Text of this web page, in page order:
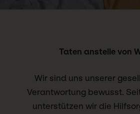
Taten anstelle von
Wir sind uns unserer
Verantwortung bewusst.
unterstützen wir die